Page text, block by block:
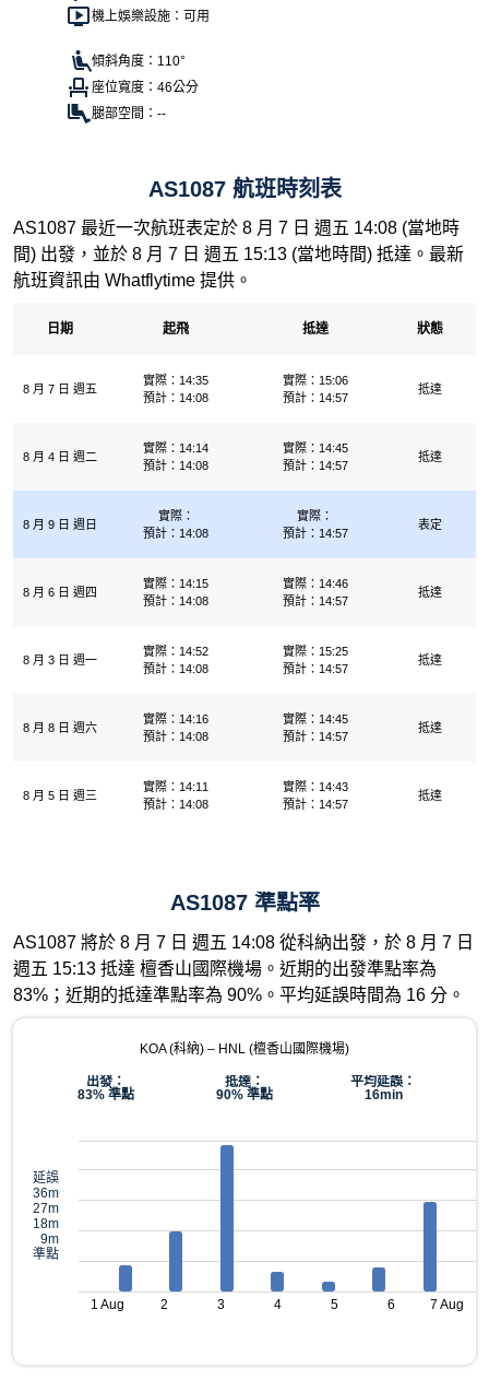
機上娛樂設施：可用
傾斜角度：110°
座位寬度：46公分
腿部空間：--
AS1087 航班時刻表
AS1087 最近一次航班表定於 8 月 7 日 週五 14:08 (當地時
間) 出發，並於 8 月 7 日 週五 15:13 (當地時間) 抵達。最新
航班資訊由 Whatflytime 提供。
日期 起飛 抵達 狀態
8 月 7 日 週五
實際：14:35
預計：14:08
實際：15:06
預計：14:57
抵達
8 月 4 日 週二
實際：14:14
預計：14:08
實際：14:45
預計：14:57
抵達
8 月 9 日 週日
實際：
預計：14:08
實際：
預計：14:57
表定
8 月 6 日 週四
實際：14:15
預計：14:08
實際：14:46
預計：14:57
抵達
8 月 3 日 週一
實際：14:52
預計：14:08
實際：15:25
預計：14:57
抵達
8 月 8 日 週六
實際：14:16
預計：14:08
實際：14:45
預計：14:57
抵達
8 月 5 日 週三
實際：14:11
預計：14:08
實際：14:43
預計：14:57
抵達
AS1087 準點率
AS1087 將於 8 月 7 日 週五 14:08 從科納出發，於 8 月 7 日
週五 15:13 抵達 檀香山國際機場。近期的出發準點率為
83%；近期的抵達準點率為 90%。平均延誤時間為 16 分。
KOA (科納) – HNL (檀香山國際機場)
出發：
83% 準點
抵達：
90% 準點
平均延誤：
16min
延誤
36m
27m
18m
9m
準點
1 Aug 2 3 4 5 6 7 Aug